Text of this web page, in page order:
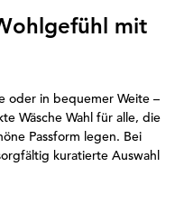
mit
oder in bequemer Weite –
Wäsche Wahl für alle, die
Passform legen. Bei
kuratierte Auswahl